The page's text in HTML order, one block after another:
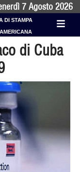
7 Agosto 2026
DI STAMPA
di Cuba